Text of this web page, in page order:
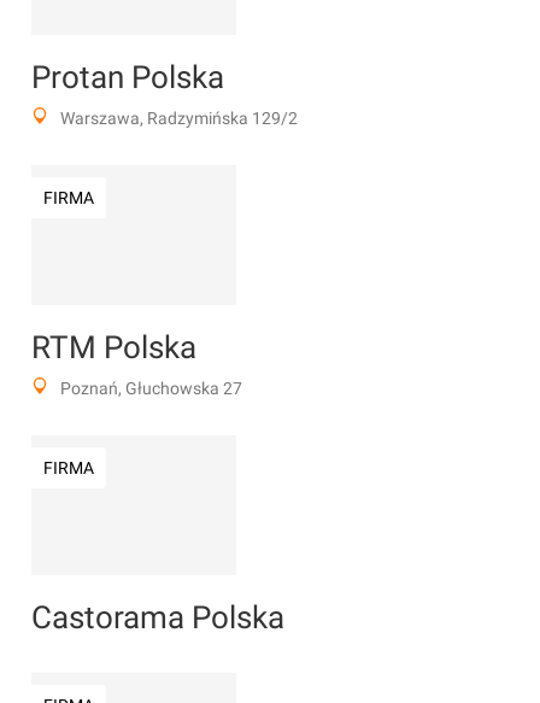
Protan Polska
Warszawa, Radzymińska 129/2
FIRMA
RTM Polska
Poznań, Głuchowska 27
FIRMA
Castorama Polska